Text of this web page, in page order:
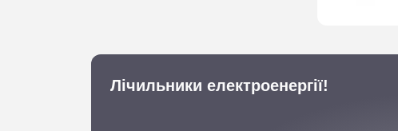
Лічильники електроенергії!